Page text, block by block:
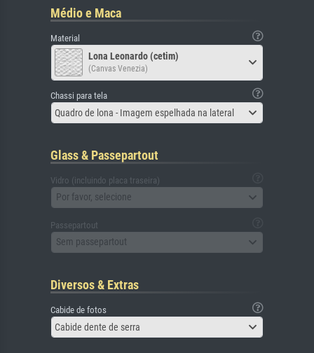
Médio e Maca
Material
Lona Leonardo (cetim)
(Canvas Venezia)
Chassi para tela
Quadro de lona - Imagem espelhada na lateral
Glass & Passepartout
Vidro (incluindo placa traseira)
Por favor, selecione
Passepartout
Sem passepartout
Diversos & Extras
Cabide de fotos
Cabide dente de serra